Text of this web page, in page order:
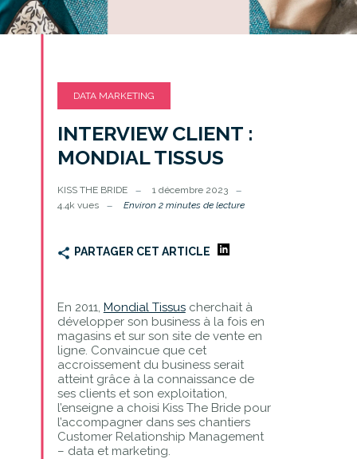
DATA MARKETING
INTERVIEW CLIENT :
MONDIAL TISSUS
KISS THE BRIDE
1 décembre 2023
4.4k vues
Environ 2 minutes de lecture
PARTAGER CET ARTICLE
En 2011, Mondial Tissuscherchait à
développer son business à la fois en
magasins et sur son site de vente en
ligne. Convaincue que cet
accroissement du business serait
atteint grâce à la connaissance de
ses clients et son exploitation,
l’enseigne a choisi Kiss The Bride pour
l’accompagner dans ses chantiers
Customer Relationship Management
– data et marketing.